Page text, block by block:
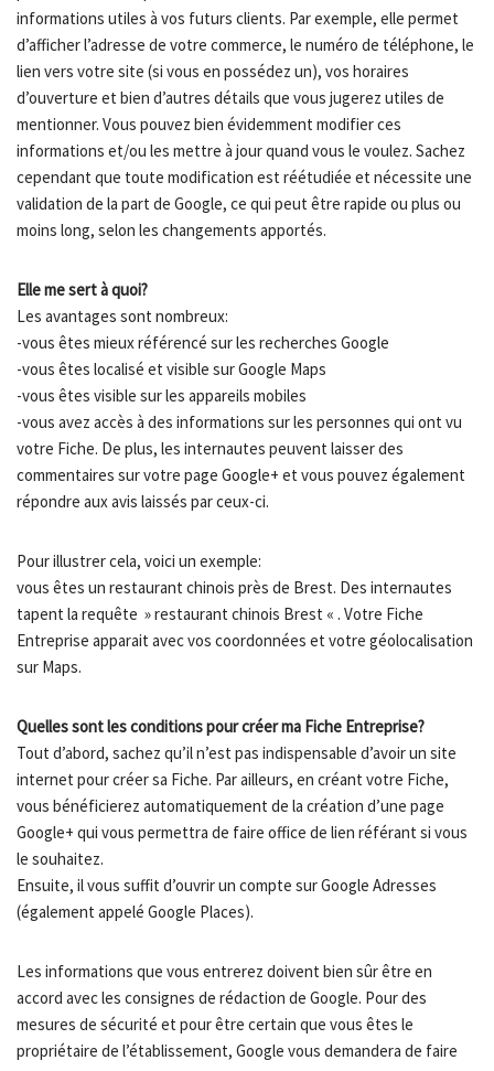
informations utiles à vos futurs clients. Par exemple, elle permet
d’afficher l’adresse de votre commerce, le numéro de téléphone, le
lien vers votre site (si vous en possédez un), vos horaires
d’ouverture et bien d’autres détails que vous jugerez utiles de
mentionner. Vous pouvez bien évidemment modifier ces
informations et/ou les mettre à jour quand vous le voulez. Sachez
cependant que toute modification est réétudiée et nécessite une
validation de la part de Google, ce qui peut être rapide ou plus ou
moins long, selon les changements apportés.
Elle me sert à quoi?
Les avantages sont nombreux:
-vous êtes mieux référencé sur les recherches Google
-vous êtes localisé et visible sur Google Maps
-vous êtes visible sur les appareils mobiles
-vous avez accès à des informations sur les personnes qui ont vu
votre Fiche. De plus, les internautes peuvent laisser des
commentaires sur votre page Google+ et vous pouvez également
répondre aux avis laissés par ceux-ci.
Pour illustrer cela, voici un exemple:
vous êtes un restaurant chinois près de Brest. Des internautes
tapent la requête » restaurant chinois Brest « . Votre Fiche
Entreprise apparait avec vos coordonnées et votre géolocalisation
sur Maps.
Quelles sont les conditions pour créer ma Fiche Entreprise?
Tout d’abord, sachez qu’il n’est pas indispensable d’avoir un site
internet pour créer sa Fiche. Par ailleurs, en créant votre Fiche,
vous bénéficierez automatiquement de la création d’une page
Google+ qui vous permettra de faire office de lien référant si vous
le souhaitez.
Ensuite, il vous suffit d’ouvrir un compte sur Google Adresses
(également appelé Google Places).
Les informations que vous entrerez doivent bien sûr être en
accord avec les consignes de rédaction de Google. Pour des
mesures de sécurité et pour être certain que vous êtes le
propriétaire de l’établissement, Google vous demandera de faire